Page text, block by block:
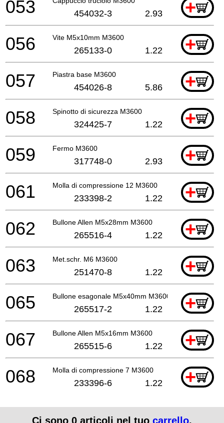
+
053 454032-3 2.93
Vite M5x10mm M3600 +
056 265133-0 1.22
Piastra base M3600 +
057 454026-8 5.86
Spinotto di sicurezza M3600 +
058 324425-7 1.22
Fermo M3600 +
059 317748-0 2.93
Molla di compressione 12 M3600 +
061 233398-2 1.22
Bullone Allen M5x28mm M3600 +
062 265516-4 1.22
Met.schr. M6 M3600 +
063 251470-8 1.22
Bullone esagonale M5x40mm M3600 +
065 265517-2 1.22
Bullone Allen M5x16mm M3600 +
067 265515-6 1.22
Molla di compressione 7 M3600 +
068 233396-6 1.22
Ci sono 0 articoli nel tuo carrello.